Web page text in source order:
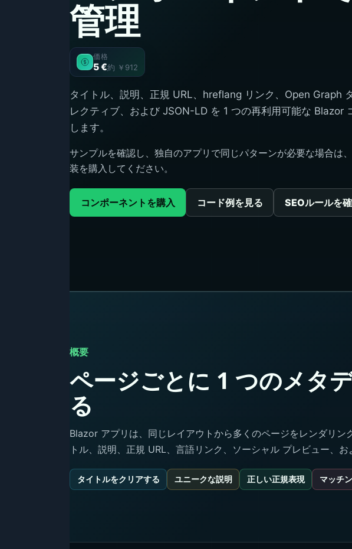
管理
価格
5 €約 ￥912
タイトル、説明、正規 URL、hreflang リンク、Open Graph
レクティブ、および JSON-LD を 1 つの再利用可能な Blazor
します。
サンプルを確認し、独自のアプリで同じパターンが必要な場合は
装を購入してください。
コンポーネントを購入 コード例を見る SEOルールを
概要
ページごとに 1 つのメタ
る
Blazor アプリは、同じレイアウトから多くのページをレンダリ
トル、説明、正規 URL、言語リンク、ソーシャル プレビュー、
タイトルをクリアする ユニークな説明 正しい正規表現 マッチ